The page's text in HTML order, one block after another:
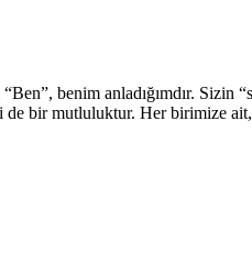
benim anladığımdır. Sizin
bir mutluluktur. Her birimize